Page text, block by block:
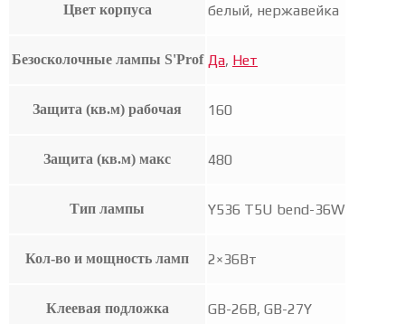
Цвет корпуса белый, нержавейка
Безосколочные лампы S'Prof Да, Нет
Защита (кв.м) рабочая 160
Защита (кв.м) макс 480
Тип лампы Y536 T5U bend-36W
Кол-во и мощность ламп 2×36Вт
Клеевая подложка GB-26B, GB-27Y